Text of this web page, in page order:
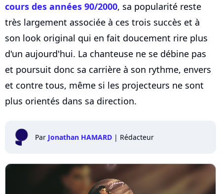
cours des années 90/2000, sa popularité reste
très largement associée à ces trois succès et à
son look original qui en fait doucement rire plus
d'un aujourd'hui. La chanteuse ne se débine pas
et poursuit donc sa carrière à son rythme, envers
et contre tous, même si les projecteurs ne sont
plus orientés dans sa direction.
Par Jonathan HAMARD | Rédacteur